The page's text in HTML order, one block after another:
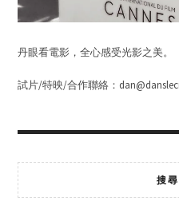
丹眼看電影，全心感受光影之美。
試片/特映/合作聯絡：
搜